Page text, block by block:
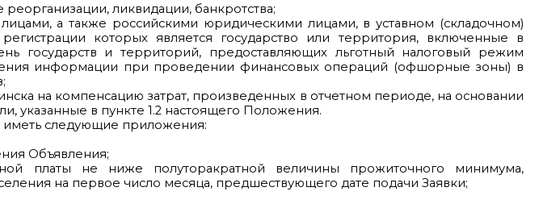
ликвидации, банкротства;
а также российскими юридическими лицами, в уставном (складочном)
которых является государство или территория, включенные в
государств и территорий, предоставляющих льготный налоговый режим
информации при проведении финансовых операций (офшорные зоны) в
на компенсацию затрат, произведенных в отчетном периоде, на основании
указанные в пункте 1.2 настоящего Положения.
иметь следующие приложения:
Объявления;
платы не ниже полуторакратной величины прожиточного минимума,
на первое число месяца, предшествующего дате подачи Заявки;